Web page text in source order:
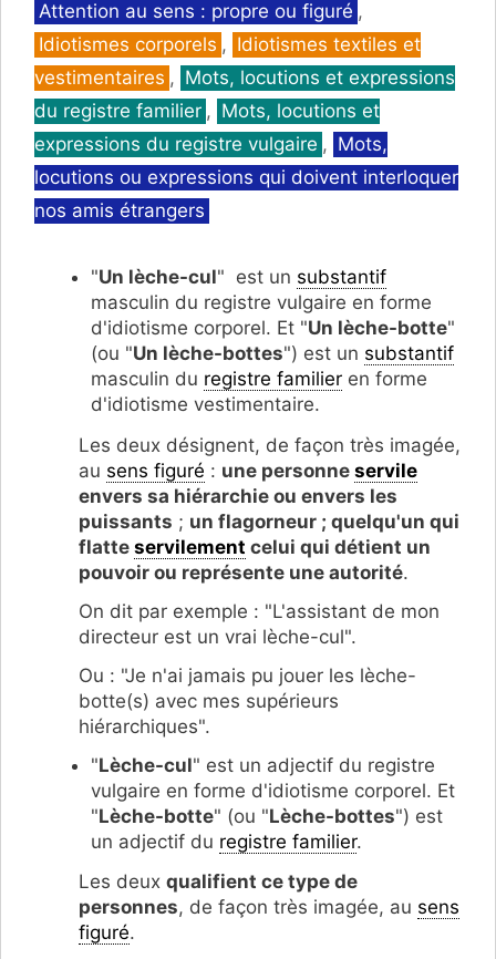
Catégories
Attention au sens : propre ou figuré ,
Idiotismes corporels , Idiotismes textiles et
vestimentaires , Mots, locutions et expressions
du registre familier , Mots, locutions et
expressions du registre vulgaire , Mots,
locutions ou expressions qui doivent interloquer
nos amis étrangers
"Un lèche-cul" est un substantif
masculin du registre vulgaire en forme
d'idiotisme corporel. Et "Un lèche-botte"
(ou "Un lèche-bottes") est un substantif
masculin du registre familier en forme
d'idiotisme vestimentaire.
Les deux désignent, de façon très imagée,
au sens figuré : une personne servile
envers sa hiérarchie ou envers les
puissants ; un flagorneur ; quelqu'un qui
flatte servilement celui qui détient un
pouvoir ou représente une autorité.
On dit par exemple : "L'assistant de mon
directeur est un vrai lèche-cul".
Ou : "Je n'ai jamais pu jouer les lèche-
botte(s) avec mes supérieurs
hiérarchiques".
"Lèche-cul" est un adjectif du registre
vulgaire en forme d'idiotisme corporel. Et
"Lèche-botte" (ou "Lèche-bottes") est
un adjectif du registre familier.
Les deux qualifient ce type de
personnes, de façon très imagée, au sens
figuré.